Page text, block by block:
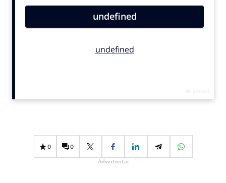
Bureaus
Campagnes
Data & Insights
Effectiviteit
0 0
Advertentie